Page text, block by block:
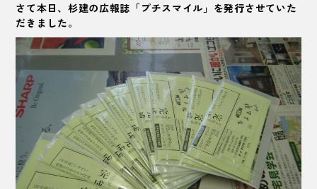
さて本日、杉建の広報誌「プチスマイル」を発行させていた
だきました。